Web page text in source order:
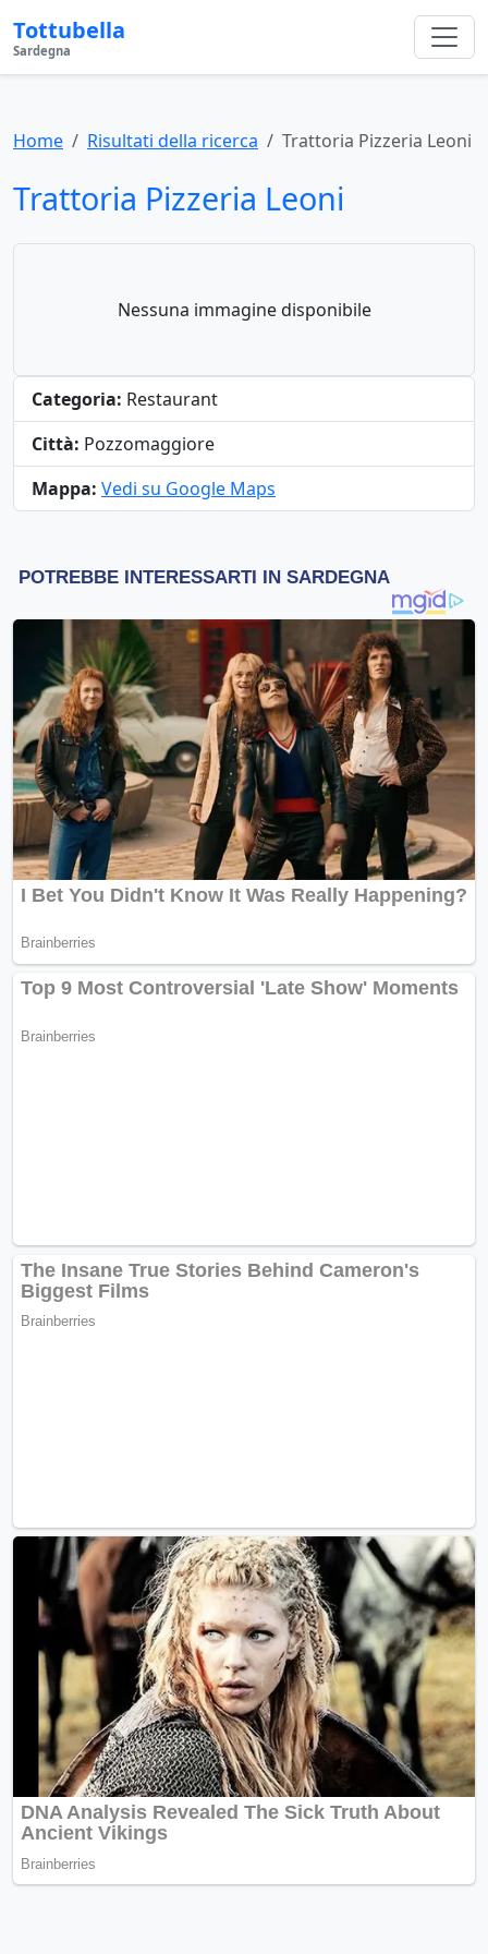
Tottubella
Sardegna
Home Risultati della ricerca Trattoria Pizzeria Leoni
Trattoria Pizzeria Leoni
Nessuna immagine disponibile
Categoria: Restaurant
Città: Pozzomaggiore
Mappa: Vedi su Google Maps